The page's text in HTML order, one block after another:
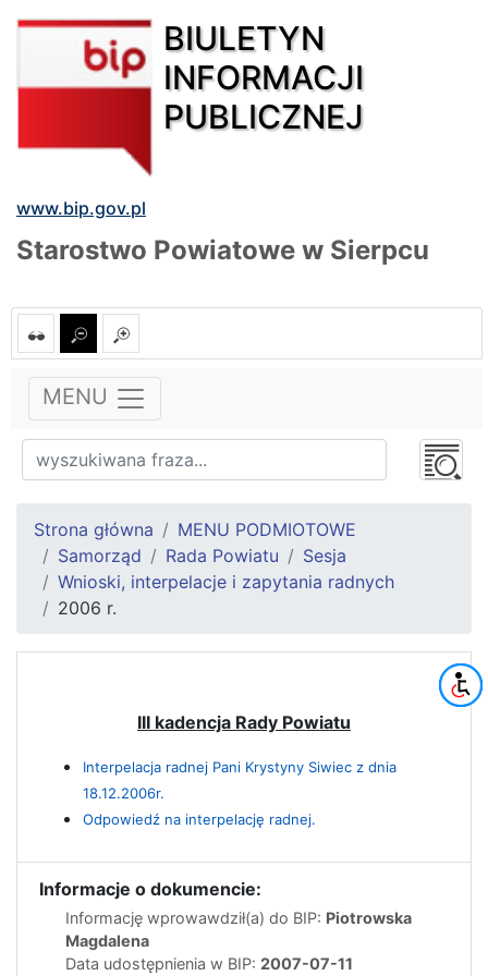
BIULETYN
INFORMACJI
PUBLICZNEJ
www.bip.gov.pl
Starostwo Powiatowe w Sierpcu
MENU
Strona główna
MENU PODMIOTOWE
Samorząd
Rada Powiatu
Sesja
Wnioski, interpelacje i zapytania radnych
2006 r.
III kadencja Rady Powiatu
Interpelacja radnej Pani Krystyny Siwiec z dnia
18.12.2006r.
Odpowiedź na interpelację radnej.
Informacje o dokumencie:
Informację wprowawdził(a) do BIP: Piotrowska
Magdalena
Data udostępnienia w BIP: 2007-07-11